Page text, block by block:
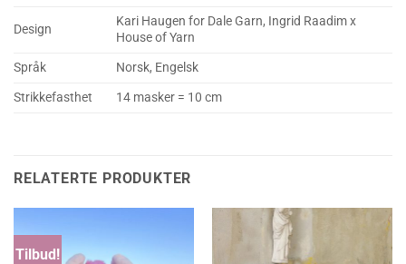
Design
Kari Haugen for Dale Garn, Ingrid Raadim x
House of Yarn
Språk
Norsk, Engelsk
Strikkefasthet
14 masker = 10 cm
RELATERTE PRODUKTER
Tilbud!